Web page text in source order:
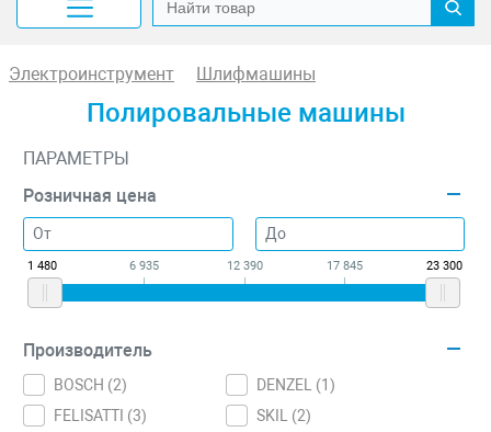
Электроинструмент Шлифмашины
Полировальные машины
ПАРАМЕТРЫ
Розничная цена
1 480 6 935 12 390 17 845 23 300
Производитель
BOSCH (2) DENZEL (1)
FELISATTI (3) SKIL (2)